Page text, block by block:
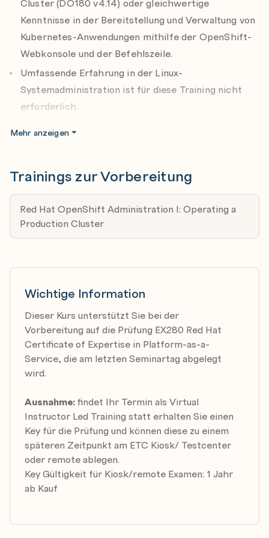
Verwenden Sie das kostenfreie
Preassessment Toolfür Ihren Ausbildungserfolg!
Operator Lifecycle Manager und vom Cluster Version
Anwendungssicherheit
Anwendungen ausführen, die erhöhte oder spezielle
Berechtigungen über das Host-Betriebssystem oder
Kubernetes erfordern
OpenShift-Updates
Cluster (DO180 v4.14) oder gleichwertige
Kenntnisse in der Bereitstellung und Verwaltung von
Kubernetes-Anwendungen mithilfe der OpenShift-
Webkonsole und der Befehlszeile.
Umfassende Erfahrung in der Linux-
Systemadministration ist für diese Training nicht
erforderlich.
Netzwerkadressen sind erforderlich und für die
Teilnahme ausreichend.
Mehr anzeigen
Trainings zur Vorbereitung
Red Hat OpenShift Administration I: Operating a
Production Cluster
Wichtige Information
Dieser Kurs unterstützt Sie bei der
Vorbereitung auf die Prüfung EX280 Red Hat
Certificate of Expertise in Platform-as-a-
Service, die am letzten Seminartag abgelegt
wird.
Ausnahme:findet Ihr Termin als Virtual
Instructor Led Training statt erhalten Sie einen
Key für die Prüfung und können diese zu einem
späteren Zeitpunkt am ETC Kiosk/ Testcenter
oder remote ablegen.
Key Gültigkeit für Kiosk/remote Examen: 1 Jahr
ab Kauf